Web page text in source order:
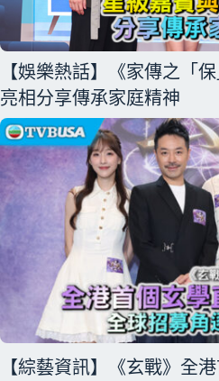
【娛樂熱話】《家傳之「
亮相分享傳承家庭精神
【綜藝資訊】《玄戰》全